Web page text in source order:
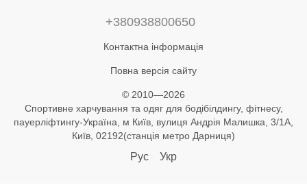
+380938800650
Контактна інформація
Повна версія сайту
© 2010—2026
Спортивне харчування та одяг для бодібілдингу, фітнесу,
пауерліфтингу-Україна, м Київ, вулиця Андрія Малишка, 3/1А,
Київ, 02192(станція метро Дарниця)
Рус Укр